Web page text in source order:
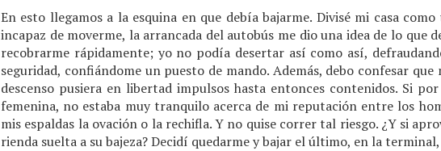
En esto llegamos a la esquina en que debía bajarme. Divisé mi casa
incapaz de moverme, la arrancada del autobús me dio una idea de lo que
recobrarme rápidamente; yo no podía desertar así como así,
seguridad, confiándome un puesto de mando. Además, debo confesar
descenso pusiera en libertad impulsos hasta entonces contenidos. Si
femenina, no estaba muy tranquilo acerca de mi reputación entre los
mis espaldas la ovación o la rechifla. Y no quise correr tal riesgo. ¿Y si
rienda suelta a su bajeza? Decidí quedarme y bajar el último, en la